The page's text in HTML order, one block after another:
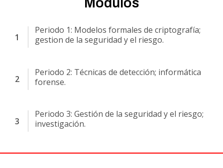
Módulos
Periodo 1: Modelos formales de criptografía;
gestion de la seguridad y el riesgo.
Periodo 2: Técnicas de detección; informática
forense.
Periodo 3: Gestión de la seguridad y el riesgo;
investigación.